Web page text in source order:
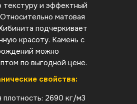
текстуру и эффектный
матовая
подчеркивает
красоту. Камень с
можно
по выгодной цене.
свойства:
плотность: 2690 кг/м3